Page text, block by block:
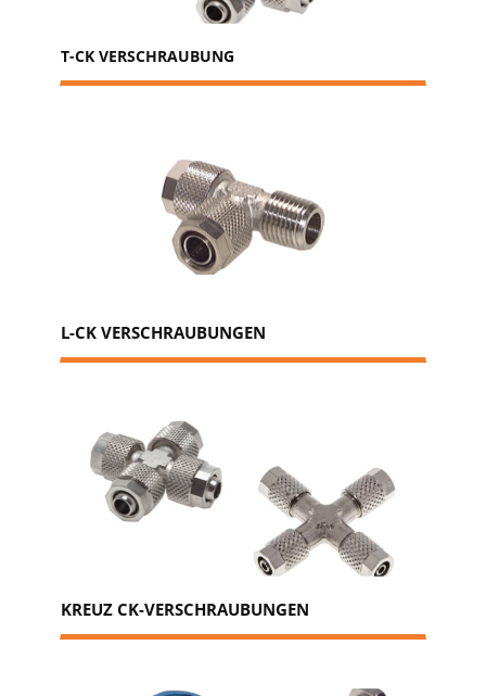
T-CK VERSCHRAUBUNG
L-CK VERSCHRAUBUNGEN
KREUZ CK-VERSCHRAUBUNGEN